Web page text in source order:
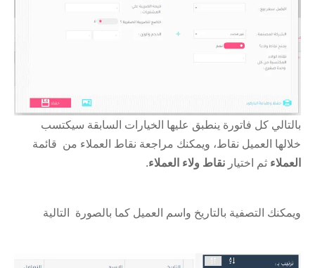
بالتالي كل فاتورة ينطبق عليها الخيارات السابقة سيكتسب
خلالها العميل نقاط، ويمكنك مراجعة نقاط العملاء من قائمة
العملاء ثم اختيار نقاط ولاء العملاء.
ويمكنك التصفية بالتاريخ واسم العميل كما بالصورة التالية